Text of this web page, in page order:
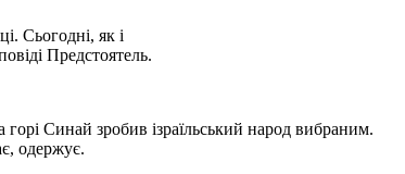
Сьогодні, як і
Предстоятель.
Синай зробив ізраїльський народ вибраним.
одержує.